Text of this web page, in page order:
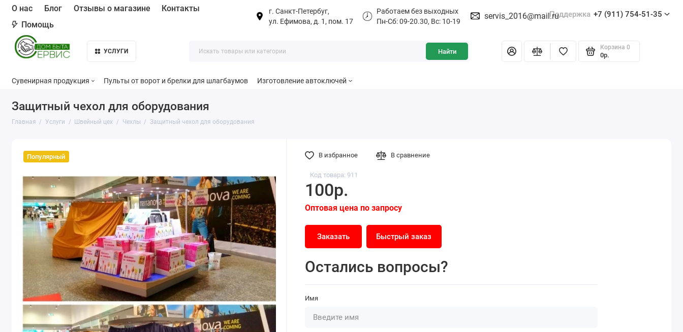
О нас Блог Отзывы о магазине
Контакты
Помощь
г. Санкт-Петербуг,
ул. Ефимова, д. 1, пом. 17
Работаем без выходных
Пн-Сб: 09-20.30, Вс: 10-19
servis_2016@mail.ruПоддержка +7 (911) 754-51-35
УСЛУГИ Найти
Корзина 0
0р.
Сувенирная продукция Пульты от ворот и брелки для шлагбаумов Изготовление автоключей
Защитный чехол для оборудования
Главная Услуги Швейный цех Чехлы Защитный чехол для оборудования
Популярный
Код товара: 911
100р.
Оптовая цена по запросу
Заказать Быстрый заказ
Остались вопросы?
Имя
В избранное В сравнение